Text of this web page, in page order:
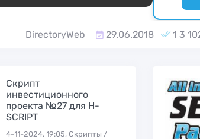
DirectoryWeb 29.06.2018 1 3
Скрипт
инвестиционного
проекта №27 для H-
SCRIPT
4-11-2024, 19:05, Скрипты /
проекта